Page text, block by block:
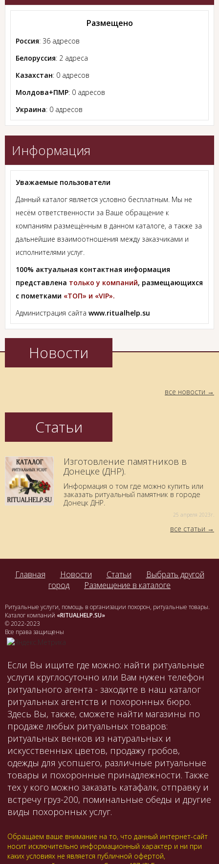
Размещено
Россия: 36 адресов
Белоруссия: 2 адреса
Казахстан: 0 адресов
Молдова+ПМР: 0 адресов
Украина: 0 адресов
Информация
Уважаемые пользователи
Данный каталог является условно бесплатным. Мы не
несём ответственности за Ваше обращение к
компаниям размещённым в данном каталоге, а также за
дальнейшие взаимоотношения между заказчиками и
исполнителями услуг.
100% актуальная контактная информация
представлена только у компаний, размещающихся
с пометками «ТОП» и «VIP».
Администрация сайта www.ritualhelp.su
Новости
все новости
Статьи
Изготовление памятников в
Донецке (ДНР).
Информация о том где можно купить или
заказать ритуальный памятник в городе
Донецк ДНР.
25 aпреля 2023г.
все статьи
Главная Новости Статьи
Выбрать другой
город
Размещение в каталоге
Ритуальные услуги, помощь в организации похорон, ритуальные товары.
Каталог компаний «RITUALHELP.SU»
© 2022-2023
Все права защищены
Если Вы ищите где можно: найти ритуальные
услуги круглосуточно или Вам нужен телефон
ритуального агента - заходите в наш каталог
ритуальных агентств и похоронных бюро.
Здесь Вы, также, сможете найти магазины по
продаже любых ритуальных товаров:
ритуальных венков из натуральных и
искусственных цветов, продажу гробов,
одежды для усопшего, различные ритуальные
товары и похоронные принадлежности. Также
тех у кого можно заказать катафалк, отправку и
встречу груз-200, поминальные обеды и другие
виды похоронных услуг.
Обращаем ваше внимание на то, что данный интернет-сайт
носит исключительно информационный характер и ни при
каких условиях не является публичной офертой,